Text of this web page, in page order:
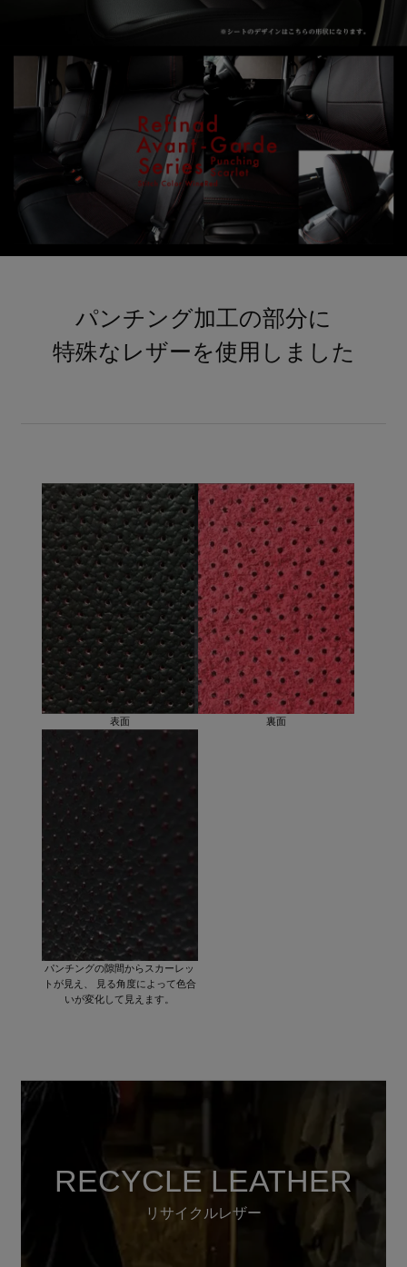
パンチング加工の部分に
特殊なレザーを使用しました
表面 裏面
パンチングの隙間からスカーレッ
トが見え、 見る角度によって色合
いが変化して見えます。
RECYCLE LEATHER
リサイクルレザー